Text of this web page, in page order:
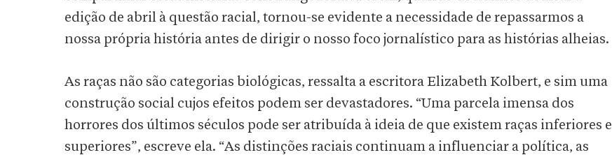
edição de abril à questão racial, tornou-se evidente a necessidade de repassarmos a
nossa própria história antes de dirigir o nosso foco jornalístico para as histórias alheias.
As raças não são categorias biológicas, ressalta a escritora Elizabeth Kolbert, e sim uma
construção social cujos efeitos podem ser devastadores. “Uma parcela imensa dos
horrores dos últimos séculos pode ser atribuída à ideia de que existem raças inferiores e
superiores”, escreve ela. “As distinções raciais continuam a influenciar a política, as